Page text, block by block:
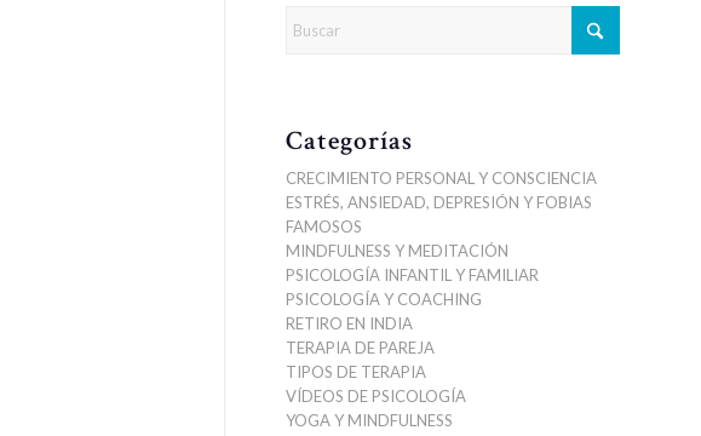
Categorías
CRECIMIENTO PERSONAL Y CONSCIENCIA
ESTRÉS, ANSIEDAD, DEPRESIÓN Y FOBIAS
FAMOSOS
MINDFULNESS Y MEDITACIÓN
PSICOLOGÍA INFANTIL Y FAMILIAR
PSICOLOGÍA Y COACHING
RETIRO EN INDIA
TERAPIA DE PAREJA
TIPOS DE TERAPIA
VÍDEOS DE PSICOLOGÍA
YOGA Y MINDFULNESS